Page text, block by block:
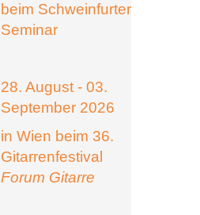
beim Schweinfurter
Seminar
28. August - 03.
September 2026
in Wien beim 36.
Gitarrenfestival
Forum Gitarre